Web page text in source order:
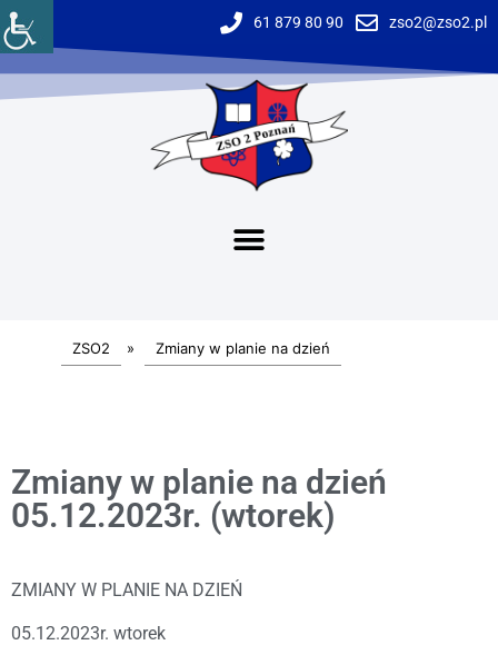
61 879 80 90 zso2@zso2.pl
ZSO2 » Zmiany w planie na dzień
Zmiany w planie na dzień
05.12.2023r. (wtorek)
ZMIANY W PLANIE NA DZIEŃ
05.12.2023r. wtorek